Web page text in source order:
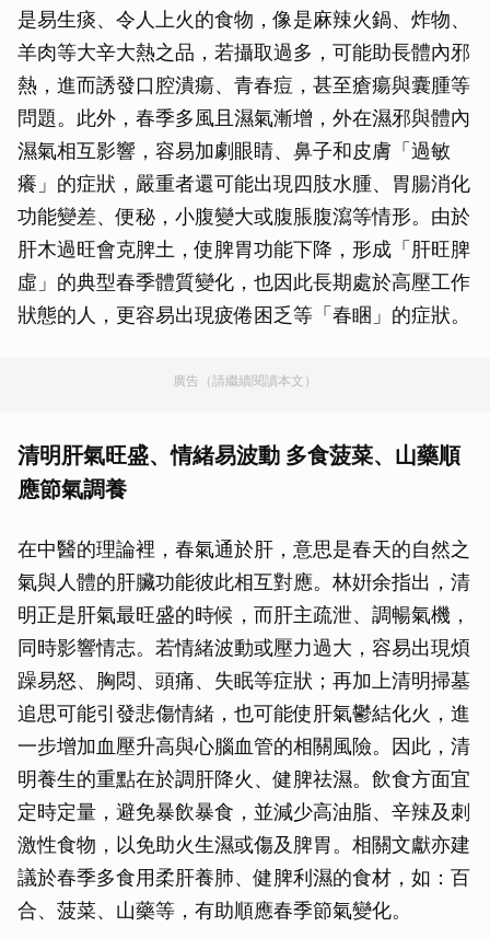
是易生痰、令人上火的食物，像是麻辣火鍋、炸物、
羊肉等大辛大熱之品，若攝取過多，可能助長體內邪
熱，進而誘發口腔潰瘍、青春痘，甚至瘡瘍與囊腫等
問題。此外，春季多風且濕氣漸增，外在濕邪與體內
濕氣相互影響，容易加劇眼睛、鼻子和皮膚「過敏
癢」的症狀，嚴重者還可能出現四肢水腫、胃腸消化
功能變差、便秘，小腹變大或腹脹腹瀉等情形。由於
肝木過旺會克脾土，使脾胃功能下降，形成「肝旺脾
虛」的典型春季體質變化，也因此長期處於高壓工作
狀態的人，更容易出現疲倦困乏等「春睏」的症狀。
廣告（請繼續閱讀本文）
清明肝氣旺盛、情緒易波動 多食菠菜、山藥順
應節氣調養
在中醫的理論裡，春氣通於肝，意思是春天的自然之
氣與人體的肝臟功能彼此相互對應。林姸余指出，清
明正是肝氣最旺盛的時候，而肝主疏泄、調暢氣機，
同時影響情志。若情緒波動或壓力過大，容易出現煩
躁易怒、胸悶、頭痛、失眠等症狀；再加上清明掃墓
追思可能引發悲傷情緒，也可能使肝氣鬱結化火，進
一步增加血壓升高與心腦血管的相關風險。因此，清
明養生的重點在於調肝降火、健脾祛濕。飲食方面宜
定時定量，避免暴飲暴食，並減少高油脂、辛辣及刺
激性食物，以免助火生濕或傷及脾胃。相關文獻亦建
議於春季多食用柔肝養肺、健脾利濕的食材，如：百
合、菠菜、山藥等，有助順應春季節氣變化。